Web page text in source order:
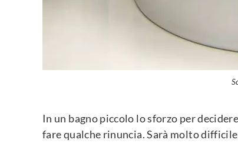
In un bagno piccolo lo sforzo per
fare qualche rinuncia. Sarà molto